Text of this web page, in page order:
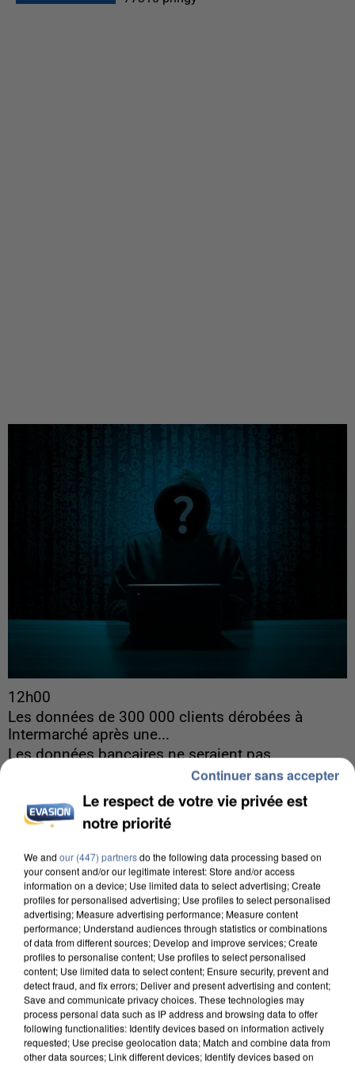
12h00
Les données de 300 000 clients dérobées à
Intermarché après une...
Les données bancaires ne seraient pas
Le respect de votre vie privée est
notre priorité
We and our (447) partnersdo the following data processing based on
your consent and/or our legitimate interest: Store and/or access
information on a device; Use limited data to select advertising; Create
profiles for personalised advertising; Use profiles to select personalised
advertising; Measure advertising performance; Measure content
performance; Understand audiences through statistics or combinations
of data from different sources; Develop and improve services; Create
profiles to personalise content; Use profiles to select personalised
content; Use limited data to select content; Ensure security, prevent and
detect fraud, and fix errors; Deliver and present advertising and content;
Save and communicate privacy choices. These technologies may
process personal data such as IP address and browsing data to offer
following functionalities: Identify devices based on information actively
requested; Use precise geolocation data; Match and combine data from
other data sources; Link different devices; Identify devices based on
Continuer sans accepter